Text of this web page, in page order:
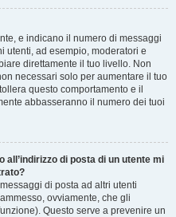
e indicano il numero di messaggi
utenti, ad esempio, moderatori e
direttamente il tuo livello. Non
necessari solo per aumentare il tuo
questo comportamento e il
abbasseranno il numero dei tuoi
di posta di un utente mi
di posta ad altri utenti
ovviamente, che gli
Questo serve a prevenire un